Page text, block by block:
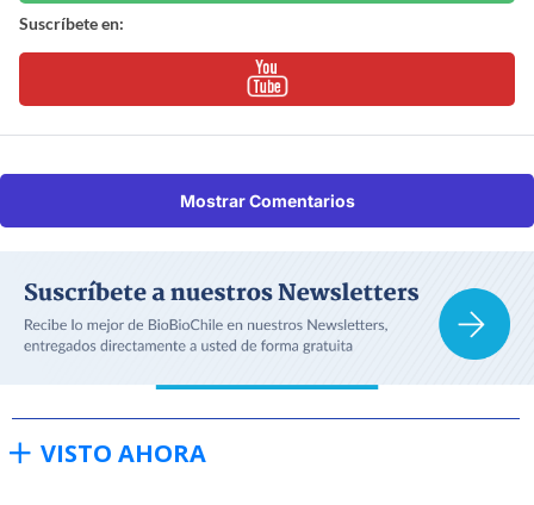
Suscríbete en:
Mostrar Comentarios
VISTO AHORA